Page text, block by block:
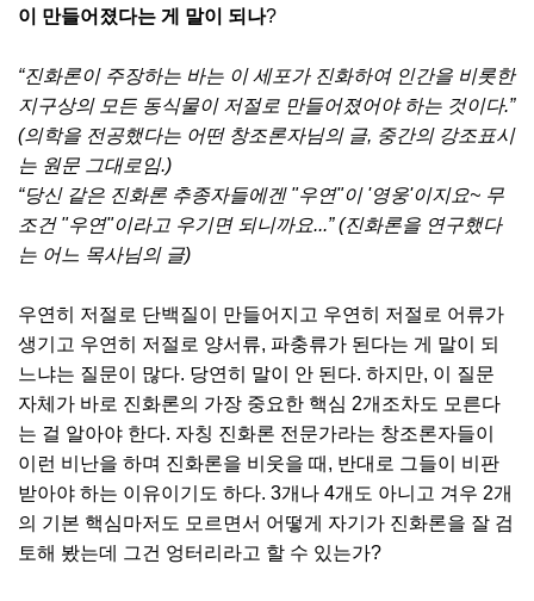
이 만들어졌다는 게 말이 되나?
“진화론이 주장하는 바는 이 세포가 진화하여 인간을 비롯한
지구상의 모든 동식물이 저절로 만들어졌어야 하는 것이다.”
(의학을 전공했다는 어떤 창조론자님의 글, 중간의 강조표시
는 원문 그대로임.)
“당신 같은 진화론 추종자들에겐 "우연"이 '영웅'이지요~ 무
조건 "우연"이라고 우기면 되니까요...” (진화론을 연구했다
는 어느 목사님의 글)
우연히 저절로 단백질이 만들어지고 우연히 저절로 어류가
생기고 우연히 저절로 양서류, 파충류가 된다는 게 말이 되
느냐는 질문이 많다. 당연히 말이 안 된다. 하지만, 이 질문
자체가 바로 진화론의 가장 중요한 핵심 2개조차도 모른다
는 걸 알아야 한다. 자칭 진화론 전문가라는 창조론자들이
이런 비난을 하며 진화론을 비웃을 때, 반대로 그들이 비판
받아야 하는 이유이기도 하다. 3개나 4개도 아니고 겨우 2개
의 기본 핵심마저도 모르면서 어떻게 자기가 진화론을 잘 검
토해 봤는데 그건 엉터리라고 할 수 있는가?